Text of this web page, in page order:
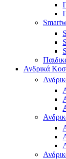
Ανδρικά